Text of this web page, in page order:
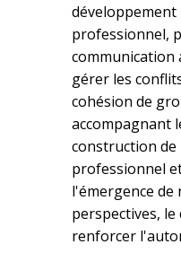
professionnel,
communication
gérer les
cohésion de
accompagnant
construction
professionnel
l'émergence de
perspectives,
renforcer